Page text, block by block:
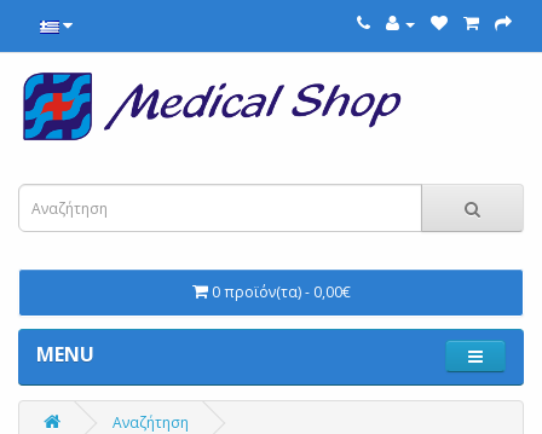
0 προϊόν(τα) - 0,00€
MENU
Αναζήτηση